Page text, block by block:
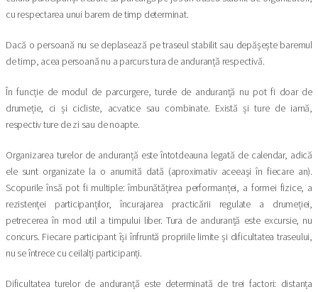
cu respectarea unui barem de timp determinat.
Dacă o persoană nu se deplasează pe traseul stabilit sau depășește baremul
de timp, acea persoană nu a parcurs tura de anduranță respectivă.
În funcție de modul de parcurgere, turele de anduranță nu pot fi doar de
drumeție, ci și cicliste, acvatice sau combinate. Există și ture de iarnă,
respectiv ture de zi sau de noapte.
Organizarea turelor de anduranță este întotdeauna legată de calendar, adică
ele sunt organizate la o anumită dată (aproximativ aceeași în fiecare an).
Scopurile însă pot fi multiple: îmbunătățirea performanței, a formei fizice, a
rezistenței participanților, încurajarea practicării regulate a drumeției,
petrecerea în mod util a timpului liber. Tura de anduranță este excursie, nu
concurs. Fiecare participant își înfruntă propriile limite și dificultatea traseului,
nu se întrece cu ceilalți participanți.
Dificultatea turelor de anduranță este determinată de trei factori: distanța